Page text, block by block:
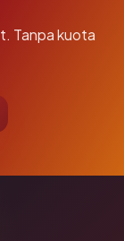
Tanpa kuota